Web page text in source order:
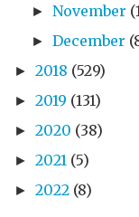
►November
►December
► 2018 (529)
► 2019 (131)
► 2020 (38)
► 2021 (5)
► 2022 (8)